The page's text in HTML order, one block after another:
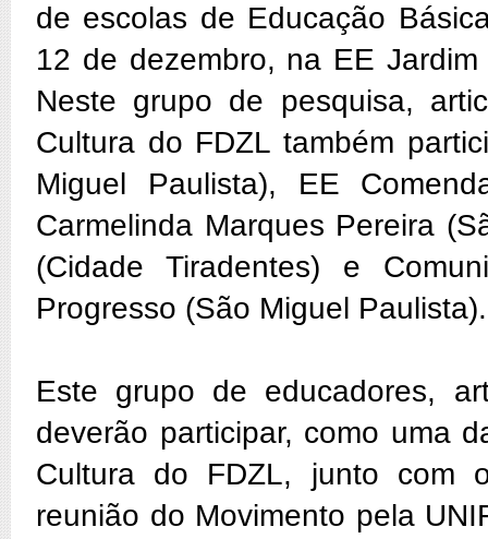
de escolas de Educação
12 de dezembro, na EE
Neste grupo de pesquisa,
Cultura do FDZL também
Miguel Paulista), EE
Carmelinda Marques Pereira
(Cidade Tiradentes) e
Progresso (São Miguel Paulista).
Este grupo de educadores,
deverão participar, como uma
Cultura do FDZL, junto com
reunião do Movimento pela